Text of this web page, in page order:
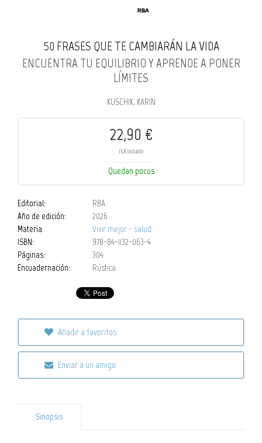
50 FRASES QUE TE CAMBIARÁN LA VIDA
ENCUENTRA TU EQUILIBRIO Y APRENDE A PONER
LÍMITES
KUSCHIK, KARIN
22,90 €
IVA incluido
Quedan pocos
Editorial:
RBA
Año de edición:
2026
Materia
Vivir mejor - salud
ISBN:
978-84-1132-063-4
Páginas:
304
Encuadernación:
Rústica
Añadir a favoritos
Enviar a un amigo
Sinopsis